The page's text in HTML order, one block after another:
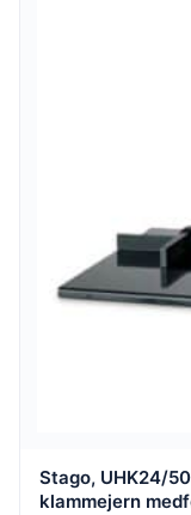
Stago, UHK24/
klammejern